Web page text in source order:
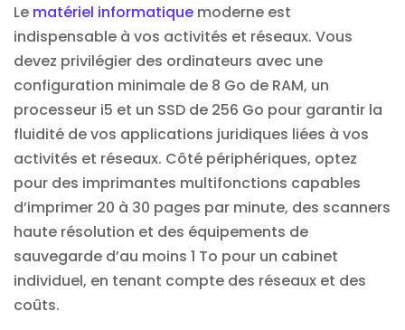
Le matériel informatique moderne est
indispensable à vos activités et réseaux. Vous
devez privilégier des ordinateurs avec une
configuration minimale de 8 Go de RAM, un
processeur i5 et un SSD de 256 Go pour garantir la
fluidité de vos applications juridiques liées à vos
activités et réseaux. Côté périphériques, optez
pour des imprimantes multifonctions capables
d’imprimer 20 à 30 pages par minute, des scanners
haute résolution et des équipements de
sauvegarde d’au moins 1 To pour un cabinet
individuel, en tenant compte des réseaux et des
coûts.